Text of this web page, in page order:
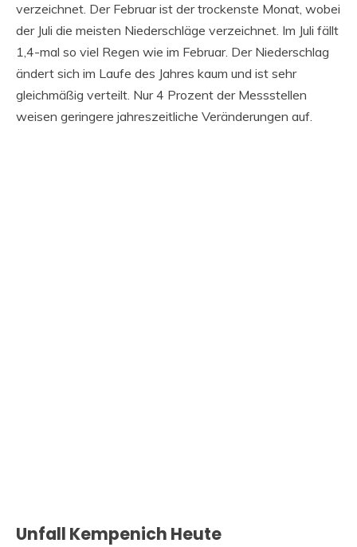
verzeichnet. Der Februar ist der trockenste Monat, wobei
der Juli die meisten Niederschläge verzeichnet. Im Juli fällt
1,4-mal so viel Regen wie im Februar. Der Niederschlag
ändert sich im Laufe des Jahres kaum und ist sehr
gleichmäßig verteilt. Nur 4 Prozent der Messstellen
weisen geringere jahreszeitliche Veränderungen auf.
Unfall Kempenich Heute